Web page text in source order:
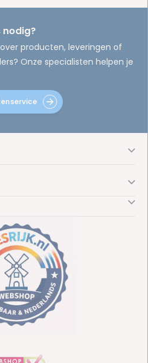
nodig?
producten, leveringen of
Onze specialisten helpen je